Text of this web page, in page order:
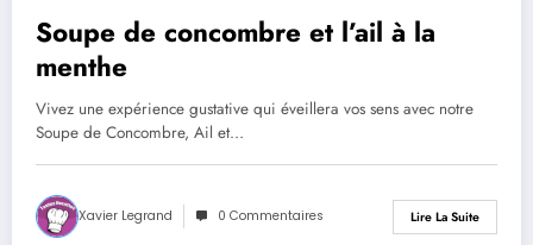
Soupe de concombre et l’ail à la
menthe
Vivez une expérience gustative qui éveillera vos sens avec notre
Soupe de Concombre, Ail et…
Xavier Legrand 0 Commentaires Lire La Suite